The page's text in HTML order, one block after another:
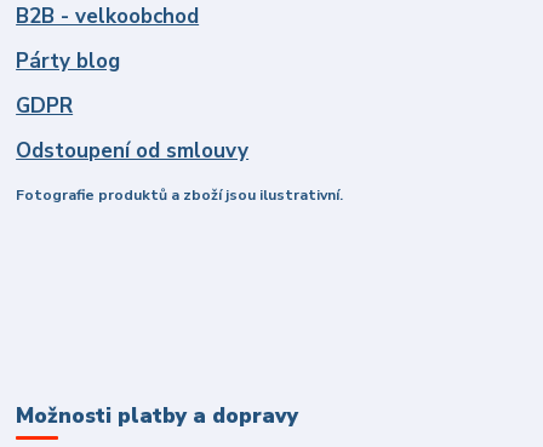
B2B - velkoobchod
Párty blog
GDPR
Odstoupení od smlouvy
Fotografie produktů a zboží jsou ilustrativní.
Možnosti platby a dopravy